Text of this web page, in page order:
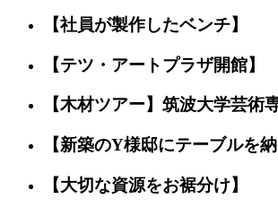
【社員が製作したベンチ】
【テツ・アートプラザ開館】
【木材ツアー】筑波大学芸
【新築のY様邸にテーブルを納
【大切な資源をお裾分け】